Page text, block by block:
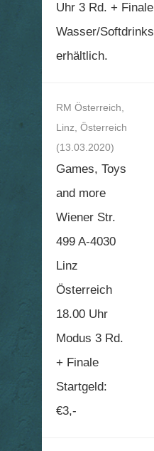
Uhr 3 Rd. + Finale
Wasser/Softdrinks
erhältlich.
RM Österreich,
Linz, Österreich
(13.03.2020)
Games, Toys
and more
Wiener Str.
499 A-4030
Linz
Österreich
18.00 Uhr
Modus 3 Rd.
+ Finale
Startgeld:
€3,-